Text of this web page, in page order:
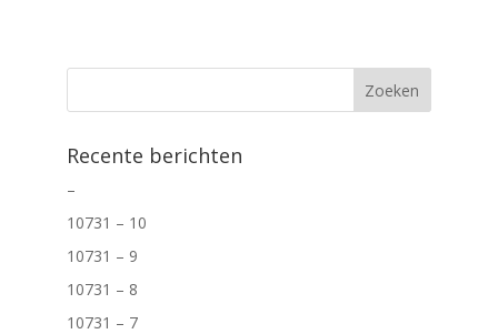
Recente berichten
–
10731 – 10
10731 – 9
10731 – 8
10731 – 7